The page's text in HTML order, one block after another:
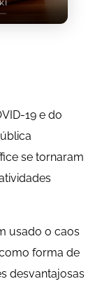
19 e do
se tornaram
usado o caos
forma de
desvantajosas